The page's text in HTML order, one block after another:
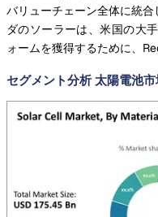
バリューチェーン全体に統
ダのソーラーは、米国の大
ォームを獲得するために、
セグメント分析 太陽電池